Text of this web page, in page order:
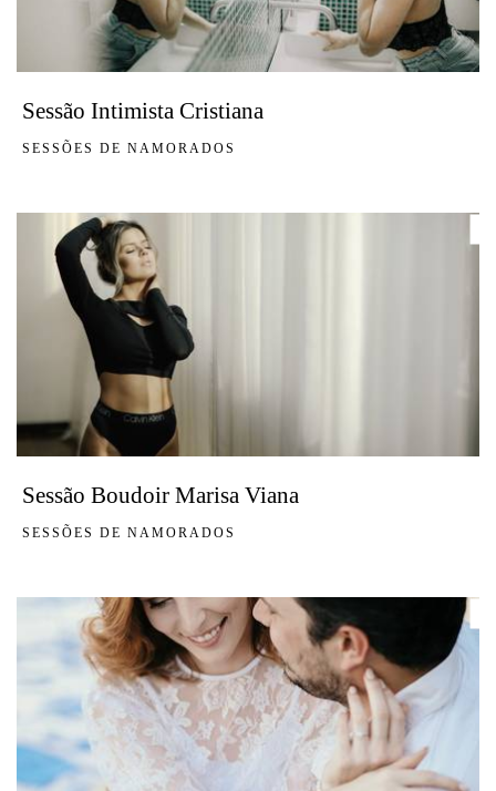
Sessão Intimista Cristiana
SESSÕES DE NAMORADOS
Sessão Boudoir Marisa Viana
SESSÕES DE NAMORADOS